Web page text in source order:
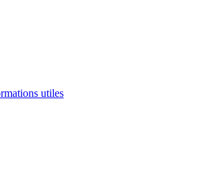
utiles